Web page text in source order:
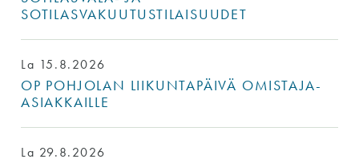
SOTILASVAKUUTUSTILAISUUDET
La 15.8.2026
OP POHJOLAN LIIKUNTAPÄIVÄ OMISTAJA-
ASIAKKAILLE
La 29.8.2026